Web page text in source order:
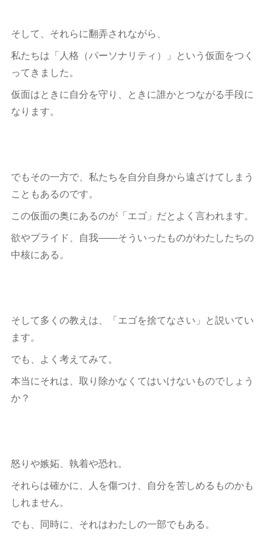
そして、それらに翻弄されながら、
私たちは「人格（パーソナリティ）」という仮面をつく
ってきました。
仮面はときに自分を守り、ときに誰かとつながる手段に
なります。
でもその一方で、私たちを自分自身から遠ざけてしまう
こともあるのです。
この仮面の奥にあるのが「エゴ」だとよく言われます。
欲やプライド、自我――そういったものがわたしたちの
中核にある。
そして多くの教えは、「エゴを捨てなさい」と説いてい
ます。
でも、よく考えてみて。
本当にそれは、取り除かなくてはいけないものでしょう
か？
怒りや嫉妬、執着や恐れ。
それらは確かに、人を傷つけ、自分を苦しめるものかも
しれません。
でも、同時に、それはわたしの一部でもある。